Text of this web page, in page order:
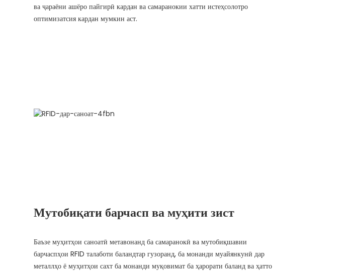
ва ҷараёни ашёро пайгирӣ кардан ва самаранокии хатти истеҳсолотро
оптимизатсия кардан мумкин аст.
Мутобиқати барчасп ва муҳити зист
Баъзе муҳитҳои саноатӣ метавонанд ба самаранокӣ ва мутобиқшавии
барчаспҳои RFID талаботи баландтар гузоранд, ба монанди муайянкунӣ дар
металлҳо ё муҳитҳои сахт ба монанди муқовимат ба ҳарорати баланд ва ҳатто